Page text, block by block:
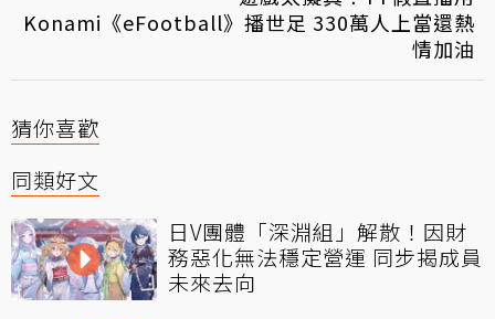
Konami《eFootball》播世足 330萬人上當還熱
情加油
猜你喜歡
同類好文
日V團體「深淵組」解散！因財
務惡化無法穩定營運 同步揭成員
未來去向